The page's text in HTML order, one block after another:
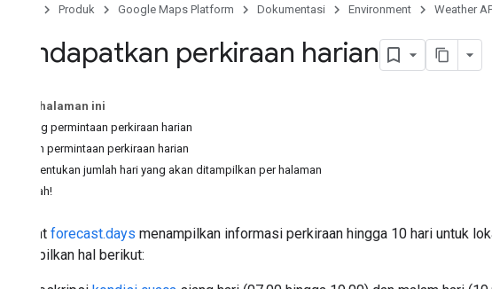
Produk Google Maps Platform Dokumentasi Environment Weather
Mendapatkan perkiraan harian
Pada halaman ini
Tentang permintaan perkiraan harian
Contoh permintaan perkiraan harian
Menentukan jumlah hari yang akan ditampilkan per halaman
Cobalah!
Endpoint forecast.days menampilkan informasi perkiraan hingga 10 hari untuk
menampilkan hal berikut: